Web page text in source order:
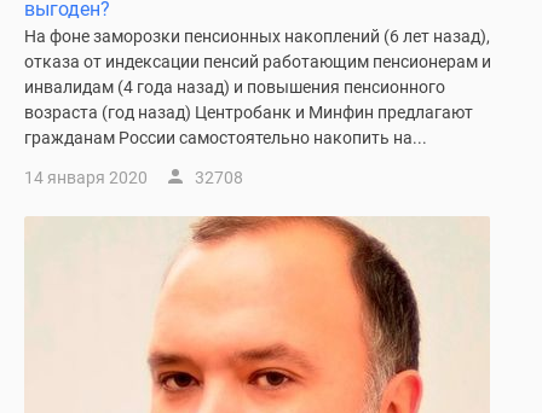
Семейная
ипотека
Военная
ипотека
Банки
программы
выгоден?
На фоне заморозки пенсионных накоплений (6 лет назад),
отказа от индексации пенсий работающим пенсионерам и
инвалидам (4 года назад) и повышения пенсионного
возраста (год назад) Центробанк и Минфин предлагают
гражданам России самостоятельно накопить на...
14 января 2020 32708